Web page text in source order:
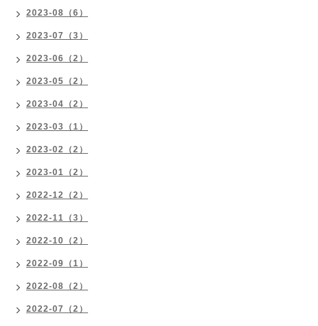
2023-08（6）
2023-07（3）
2023-06（2）
2023-05（2）
2023-04（2）
2023-03（1）
2023-02（2）
2023-01（2）
2022-12（2）
2022-11（3）
2022-10（2）
2022-09（1）
2022-08（2）
2022-07（2）